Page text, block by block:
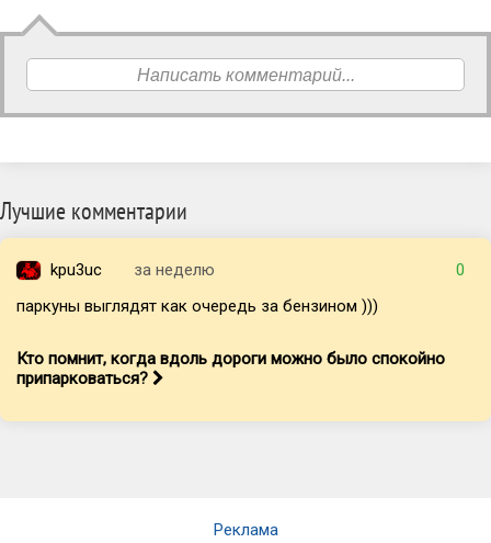
Написать комментарий...
Лучшие комментарии
kpu3uc за неделю
0
паркуны выглядят как очередь за бензином )))
Кто помнит, когда вдоль дороги можно было спокойно
припарковаться?
Реклама